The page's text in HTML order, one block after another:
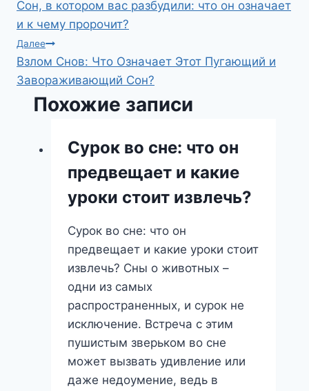
по
записям
Сон, в котором вас разбудили: что он означает
и к чему пророчит?
Далее
Взлом Снов: Что Означает Этот Пугающий и
Завораживающий Сон?
Похожие записи
Сурок во сне: что он
предвещает и какие
уроки стоит извлечь?
Сурок во сне: что он
предвещает и какие уроки стоит
извлечь? Сны о животных –
одни из самых
распространенных, и сурок не
исключение. Встреча с этим
пушистым зверьком во сне
может вызвать удивление или
даже недоумение, ведь в